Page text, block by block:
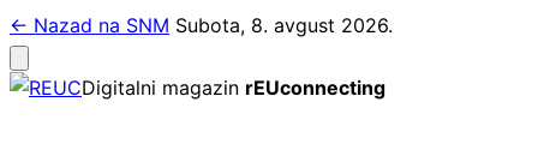
Pređi
na
sadržaj
← Nazad na SNM Subota, 8. avgust 2026.
meni
Digitalni magazin rEUconnecting